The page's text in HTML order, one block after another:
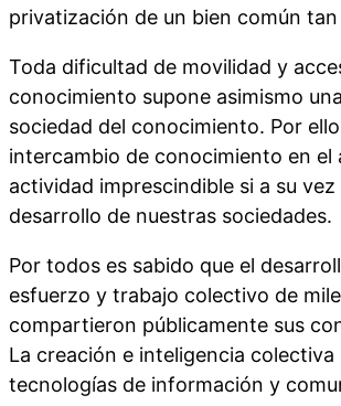
privatización de un bien común
Toda dificultad de movilidad y
conocimiento supone asimismo
sociedad del conocimiento. Por
intercambio de conocimiento en
actividad imprescindible si a su
desarrollo de nuestras sociedades.
Por todos es sabido que el
esfuerzo y trabajo colectivo de
compartieron públicamente sus
La creación e inteligencia
tecnologías de información y